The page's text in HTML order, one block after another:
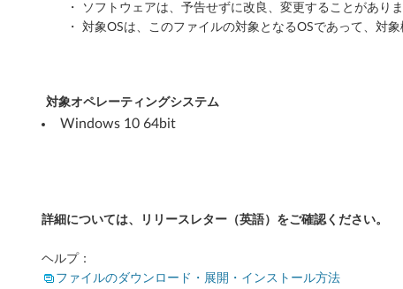
t
)
i
・ ソフトウェアは、予告せずに改良、変更することがありま
・ 対象OSは、このファイルの対象となるOSであって、対
対象オペレーティングシステム
Windows 10 64bit
詳細については、リリースレター（英語）をご確認ください。
ヘルプ：
ファイルのダウンロード・展開・インストール方法